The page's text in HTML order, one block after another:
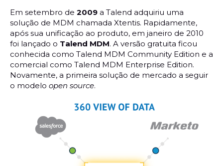
Em setembro de 2009 a Talend adquiriu uma
solução de MDM chamada Xtentis. Rapidamente,
após sua unificação ao produto, em janeiro de 2010
foi lançado o Talend MDM. A versão gratuita ficou
conhecida como Talend MDM Community Edition e a
comercial como Talend MDM Enterprise Edition.
Novamente, a primeira solução de mercado a seguir
o modelo open source.